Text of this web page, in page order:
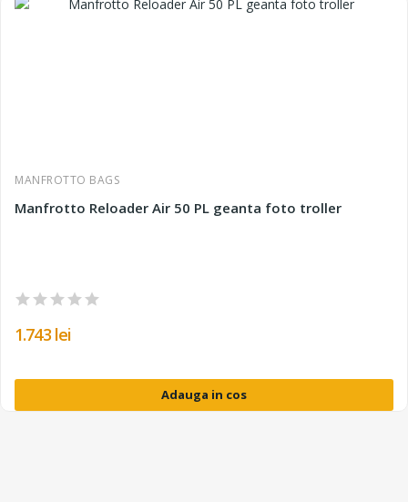
MANFROTTO BAGS
Manfrotto Reloader Air 50 PL geanta foto troller
1.743 lei
Adauga in cos